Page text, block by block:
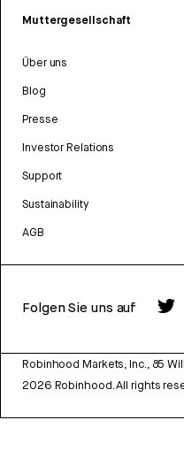
Muttergesellschaft
Über uns
Blog
Presse
Investor Relations
Support
Sustainability
AGB
Folgen Sie uns auf
Robinhood Markets, Inc., 85
2026 Robinhood. All rights